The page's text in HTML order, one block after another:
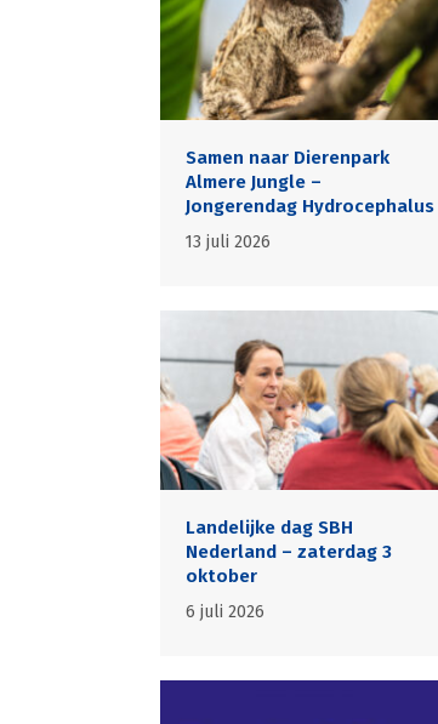
Samen naar Dierenpark
Almere Jungle –
Jongerendag Hydrocephalus
13 juli 2026
Landelijke dag SBH
Nederland – zaterdag 3
oktober
6 juli 2026